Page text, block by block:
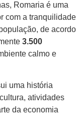
Romaria é uma
com a tranquilidade
de acordo
3.500
calmo e
uma história
atividades
da economia